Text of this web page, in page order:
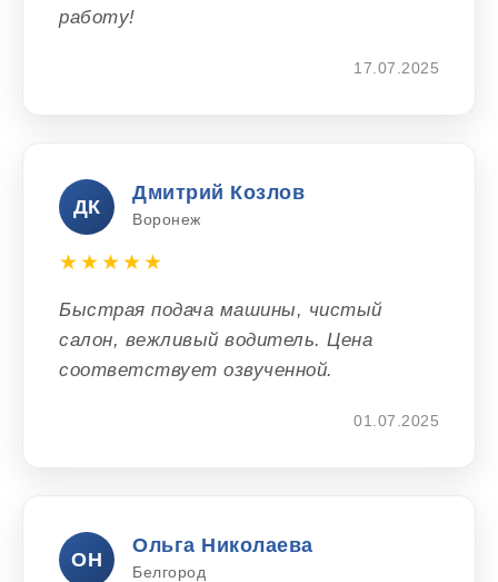
работу!
17.07.2025
ДК
Дмитрий Козлов
Воронеж
★★★★★
Быстрая подача машины, чистый
салон, вежливый водитель. Цена
соответствует озвученной.
01.07.2025
ОН
Ольга Николаева
Белгород